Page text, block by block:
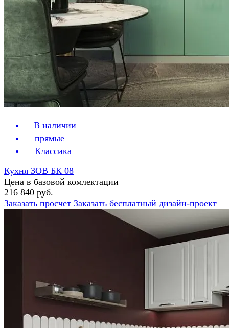
В наличии
прямые
Классика
Кухня ЗОВ БК 08
Цена в базовой комлектации
216 840 руб.
Заказать просчет Заказать бесплатный дизайн-проект